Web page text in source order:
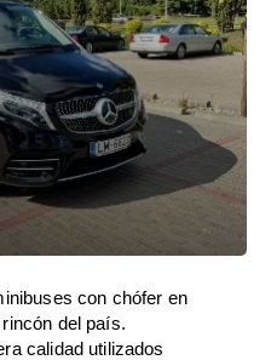
con chófer en
del país.
calidad utilizados